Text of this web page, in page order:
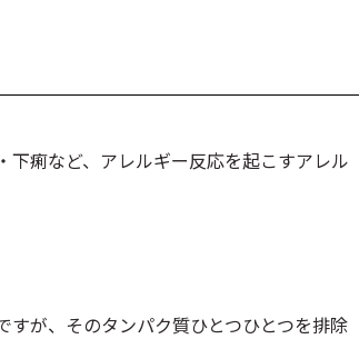
痢など、アレルギー反応を起こすアレル
が、そのタンパク質ひとつひとつを排除